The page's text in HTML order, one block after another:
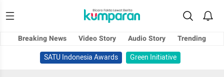
Breaking News Video Story Audio Story
Trending
SATU Indonesia Awards
Green Initiative